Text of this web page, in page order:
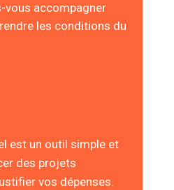
vous accompagner
les conditions du
est un outil simple et
des projets
vos dépenses.